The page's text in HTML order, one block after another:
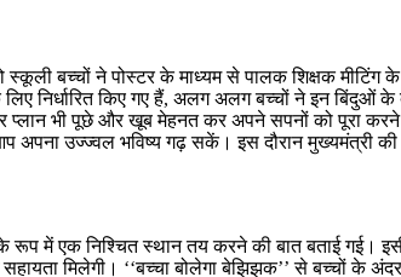
बच्चों ने पोस्टर के माध्यम से पालक शिक्षक मीटिंग
लिए निर्धारित किए गए हैं, अलग अलग बच्चों ने इन बिंदुओं
भी पूछे और खूब मेहनत कर अपने सपनों को पूरा करने
उज्ज्वल भविष्य गढ़ सकें। इस दौरान मुख्यमंत्री की
में एक निश्चित स्थान तय करने की बात बताई गई।
मिलेगी। ‘‘बच्चा बोलेगा बेझिझक’’ से बच्चों के